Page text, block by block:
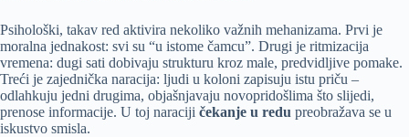
Psihološki, takav red aktivira nekoliko važnih mehanizama. Prvi je
moralna jednakost: svi su “u istome čamcu”. Drugi je ritmizacija
vremena: dugi sati dobivaju strukturu kroz male, predvidljive pomake.
Treći je zajednička naracija: ljudi u koloni zapisuju istu priču –
odlahkuju jedni drugima, objašnjavaju novopridošlima što slijedi,
prenose informacije. U toj naraciji čekanje u redu preobražava se u
iskustvo smisla.